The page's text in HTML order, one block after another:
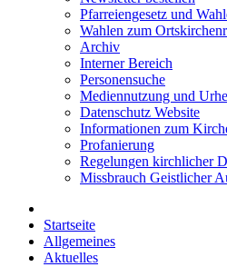
Pfarreiengesetz und
Wahlen zum
Archiv
Interner Bereich
Personensuche
Mediennutzung und
Datenschutz Website
Informationen zum
Profanierung
Regelungen kirchlicher
Missbrauch Geistlicher
Startseite
Allgemeines
Aktuelles